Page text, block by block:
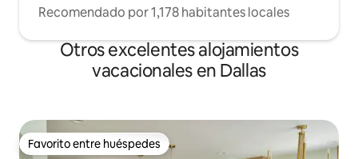
Recomendado por 1,178 habitantes locales
Otros excelentes alojamientos
vacacionales en Dallas
Favorito entre huéspedes
Favorito entre huéspedes